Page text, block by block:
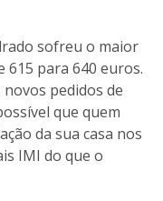
sofreu o maior
615 para 640 euros.
pedidos de
que quem
da sua casa nos
IMI do que o